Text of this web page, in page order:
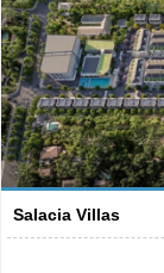
Salacia Villas